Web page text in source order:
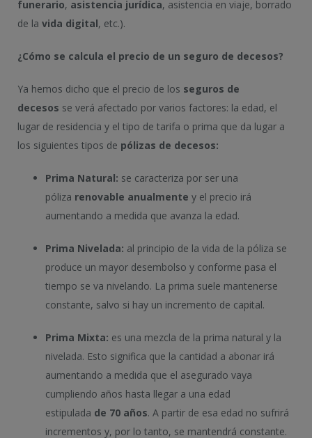
funerario, asistencia jurídica, asistencia en viaje, borrado
de la vida digital, etc.).
¿Cómo se calcula el precio de un seguro de decesos?
Ya hemos dicho que el precio de los seguros de
decesos se verá afectado por varios factores: la edad, el
lugar de residencia y el tipo de tarifa o prima que da lugar a
los siguientes tipos de pólizas de decesos:
Prima Natural: se caracteriza por ser una
póliza renovable anualmente y el precio irá
aumentando a medida que avanza la edad.
Prima Nivelada: al principio de la vida de la póliza se
produce un mayor desembolso y conforme pasa el
tiempo se va nivelando. La prima suele mantenerse
constante, salvo si hay un incremento de capital.
Prima Mixta: es una mezcla de la prima natural y la
nivelada. Esto significa que la cantidad a abonar irá
aumentando a medida que el asegurado vaya
cumpliendo años hasta llegar a una edad
estipulada de 70 años. A partir de esa edad no sufrirá
incrementos y, por lo tanto, se mantendrá constante.